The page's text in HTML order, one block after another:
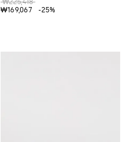
₩169,067
-25%